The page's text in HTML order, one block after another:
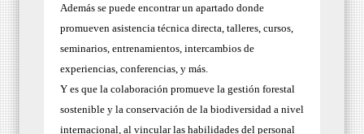
Además se puede encontrar un apartado donde
promueven asistencia técnica directa, talleres, cursos,
seminarios, entrenamientos, intercambios de
experiencias, conferencias, y más.
Y es que la colaboración promueve la gestión forestal
sostenible y la conservación de la biodiversidad a nivel
internacional, al vincular las habilidades del personal